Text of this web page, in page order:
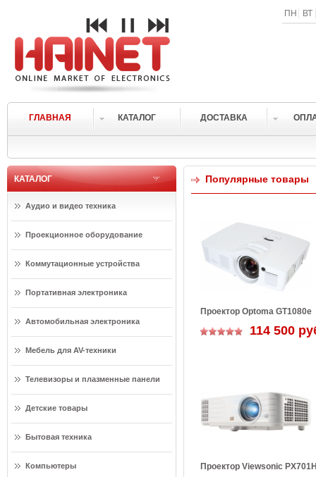
ПН ВТ
ГЛАВНАЯ КАТАЛОГ ДОСТАВКА
КАТАЛОГ
Аудио и видео техника
Проекционное оборудование
Коммутационные устройства
Портативная электроника
Автомобильная электроника
Мебель для AV-техники
Телевизоры и плазменные панели
Детские товары
Бытовая техника
Компьютеры
Популярные товары
Проектор Optoma GT1080e
114 500
Проектор Viewsonic